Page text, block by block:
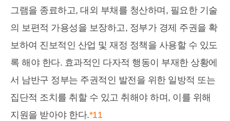
그램을 종료하고, 대외 부채를 청산하며, 필요한 기술
의 보편적 가용성을 보장하고, 정부가 경제 주권을 확
보하여 진보적인 산업 및 재정 정책을 사용할 수 있도
록 해야 한다. 효과적인 다자적 행동이 부재한 상황에
서 남반구 정부는 주권적인 발전을 위한 일방적 또는
집단적 조치를 취할 수 있고 취해야 하며, 이를 위해
지원을 받아야 한다.*11